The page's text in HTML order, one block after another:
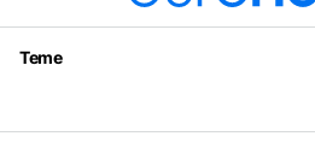
Teme
Svijet